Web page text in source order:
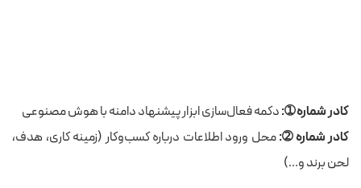
کادر شماره ➀:دکمه فعال‌سازی ابزار پیشنهاد دامنه با هوش مصنوعی
کادر شماره ➁:محل ورود اطلاعات درباره کسب‌وکار (زمینه کاری، هدف،
لحن برند و…)